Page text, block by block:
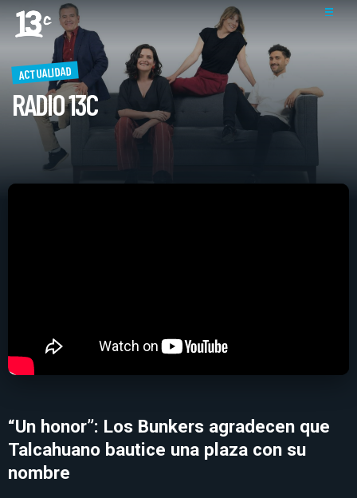
ACTUALIDAD
RADIO 13C
“Un honor”: Los Bunkers agradecen que
Talcahuano bautice una plaza con su
nombre